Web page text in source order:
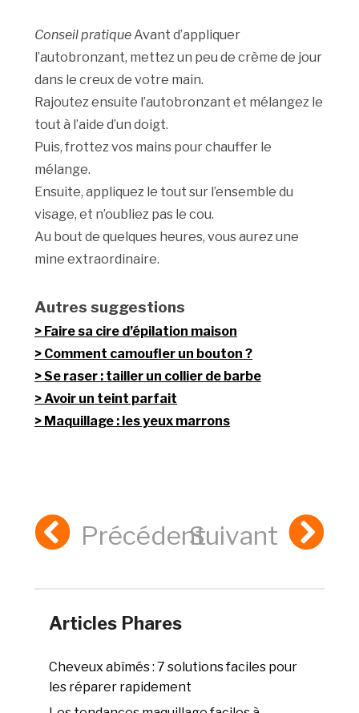
Conseil pratiqueAvant d’appliquer
l’autobronzant, mettez un peu de crème de jour
dans le creux de votre main.
Rajoutez ensuite l’autobronzant et mélangez le
tout à l’aide d’un doigt.
Puis, frottez vos mains pour chauffer le
mélange.
Ensuite, appliquez le tout sur l’ensemble du
visage, et n’oubliez pas le cou.
Au bout de quelques heures, vous aurez une
mine extraordinaire.
Autres suggestions
Faire sa cire d’épilation maison
Comment camoufler un bouton ?
Se raser : tailler un collier de barbe
Avoir un teint parfait
Maquillage : les yeux marrons
PrécédentSuivant
Articles Phares
Cheveux abîmés : 7 solutions faciles pour
les réparer rapidement